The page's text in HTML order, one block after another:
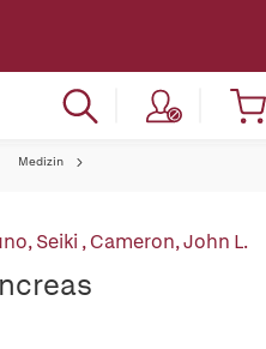
Medizin
Seiki,Cameron, John L.